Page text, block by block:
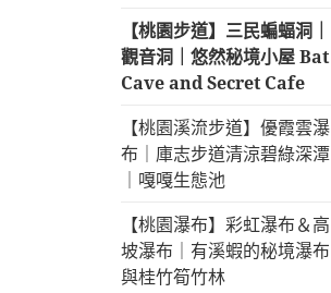
【桃園步道】三民蝙蝠洞｜
觀音洞｜悠然秘境小屋 Bat
Cave and Secret Cafe
【桃園溪流步道】優霞雲瀑
布｜庫志步道清涼碧綠深潭
｜嘎嘎生態池
【桃園瀑布】彩虹瀑布＆高
坡瀑布｜有溪蝦的秘境瀑布
與桂竹筍竹林